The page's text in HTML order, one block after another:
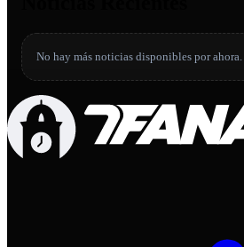
No hay más noticias disponibles por ahora.